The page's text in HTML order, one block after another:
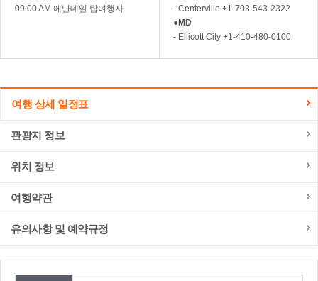
09:00 AM 에난데일 탑여행사
- Centerville +1-703-543-2322
●MD
- Ellicott City +1-410-480-0100
여행 상세 일정표
관광지 정보
위치 정보
여행약관
유의사항 및 예약규정